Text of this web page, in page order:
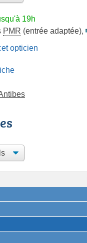
19h
PMR (entrée adaptée),
opticien